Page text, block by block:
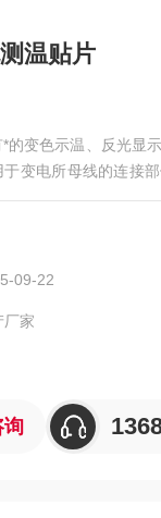
温贴片
的变色示温、反光显
变电所母线的连接部
及隔离开关的触头
09-22
厂家
询